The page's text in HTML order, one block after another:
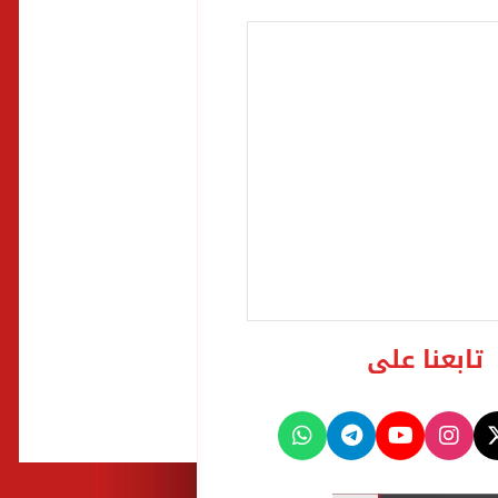
تابعنا على